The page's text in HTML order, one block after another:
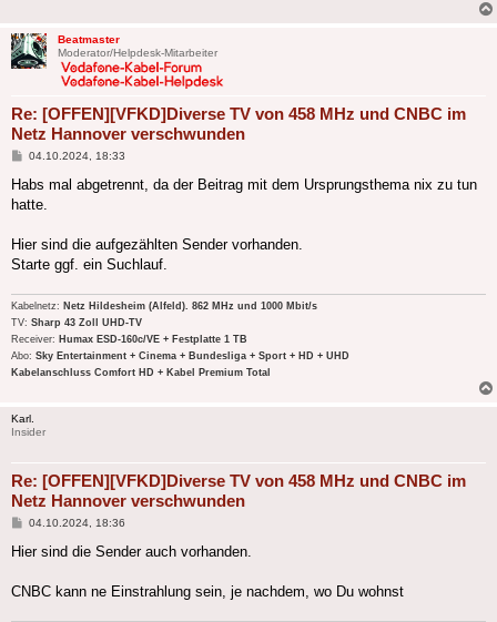
Beatmaster
Moderator/Helpdesk-Mitarbeiter
Re: [OFFEN][VFKD]Diverse TV von 458 MHz und CNBC im
Netz Hannover verschwunden
Beitrag
04.10.2024, 18:33
Habs mal abgetrennt, da der Beitrag mit dem Ursprungsthema nix zu tun
hatte.
Hier sind die aufgezählten Sender vorhanden.
Starte ggf. ein Suchlauf.
Kabelnetz: Netz Hildesheim (Alfeld). 862 MHz und 1000 Mbit/s
TV: Sharp 43 Zoll UHD-TV
Receiver: Humax ESD-160c/VE + Festplatte 1 TB
Abo: Sky Entertainment + Cinema + Bundesliga + Sport + HD + UHD
Kabelanschluss Comfort HD + Kabel Premium Total
Karl.
Insider
Re: [OFFEN][VFKD]Diverse TV von 458 MHz und CNBC im
Netz Hannover verschwunden
Beitrag
04.10.2024, 18:36
Hier sind die Sender auch vorhanden.
CNBC kann ne Einstrahlung sein, je nachdem, wo Du wohnst